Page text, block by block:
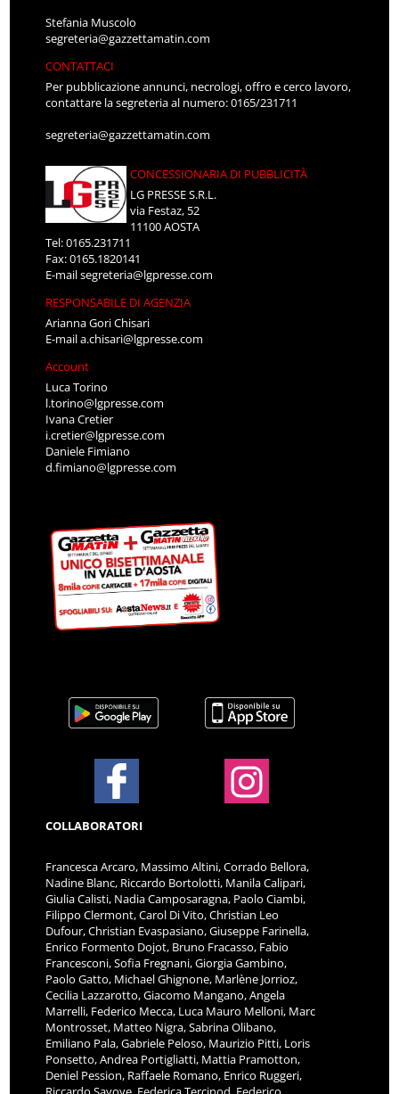
Stefania Muscolo
segreteria@gazzettamatin.com
CONTATTACI
Per pubblicazione annunci, necrologi, offro e cerco lavoro,
contattare la segreteria al numero: 0165/231711
segreteria@gazzettamatin.com
CONCESSIONARIA DI PUBBLICITÀ
LG PRESSE S.R.L.
via Festaz, 52
11100 AOSTA
Tel: 0165.231711
Fax: 0165.1820141
E-mailsegreteria@lgpresse.com
RESPONSABILE DI AGENZIA
Arianna Gori Chisari
E-maila.chisari@lgpresse.com
Account
Luca Torino
l.torino@lgpresse.com
Ivana Cretier
i.cretier@lgpresse.com
Daniele Fimiano
d.fimiano@lgpresse.com
COLLABORATORI
Francesca Arcaro, Massimo Altini, Corrado Bellora,
Nadine Blanc, Riccardo Bortolotti, Manila Calipari,
Giulia Calisti, Nadia Camposaragna, Paolo Ciambi,
Filippo Clermont, Carol Di Vito, Christian Leo
Dufour, Christian Evaspasiano, Giuseppe Farinella,
Enrico Formento Dojot, Bruno Fracasso, Fabio
Francesconi, Sofia Fregnani, Giorgia Gambino,
Paolo Gatto, Michael Ghignone, Marlène Jorrioz,
Cecilia Lazzarotto, Giacomo Mangano, Angela
Marrelli, Federico Mecca, Luca Mauro Melloni, Marc
Montrosset, Matteo Nigra, Sabrina Olibano,
Emiliano Pala, Gabriele Peloso, Maurizio Pitti, Loris
Ponsetto, Andrea Portigliatti, Mattia Pramotton,
Deniel Pession, Raffaele Romano, Enrico Ruggeri,